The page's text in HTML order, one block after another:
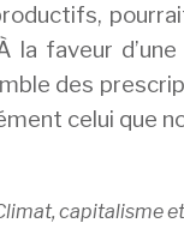
la faveur
des
celui que
capitalisme